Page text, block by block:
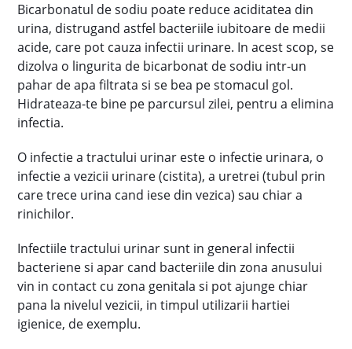
Bicarbonatul de sodiu poate reduce aciditatea din
urina, distrugand astfel bacteriile iubitoare de medii
acide, care pot cauza infectii urinare. In acest scop, se
dizolva o lingurita de bicarbonat de sodiu intr-un
pahar de apa filtrata si se bea pe stomacul gol.
Hidrateaza-te bine pe parcursul zilei, pentru a elimina
infectia.
O infectie a tractului urinar este o infectie urinara, o
infectie a vezicii urinare (cistita), a uretrei (tubul prin
care trece urina cand iese din vezica) sau chiar a
rinichilor.
Infectiile tractului urinar sunt in general infectii
bacteriene si apar cand bacteriile din zona anusului
vin in contact cu zona genitala si pot ajunge chiar
pana la nivelul vezicii, in timpul utilizarii hartiei
igienice, de exemplu.